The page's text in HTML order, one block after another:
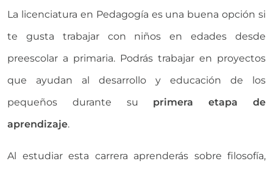
La licenciatura en Pedagogía es una buena opción si
te gusta trabajar con niños en edades desde
preescolar a primaria. Podrás trabajar en proyectos
que ayudan al desarrollo y educación de los
pequeños durante su primera etapa de
aprendizaje.
Al estudiar esta carrera aprenderás sobre filosofía,